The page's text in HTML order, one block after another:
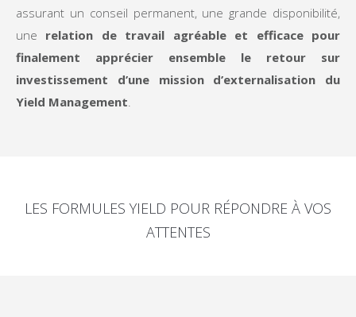
assurant un conseil permanent, une grande disponibilité,
une relation de travail agréable et efficace pour
finalement apprécier ensemble le retour sur
investissement d’une mission d’externalisation du
Yield Management.
LES FORMULES YIELD POUR RÉPONDRE À VOS
ATTENTES